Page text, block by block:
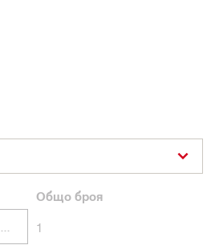
Общо броя
1